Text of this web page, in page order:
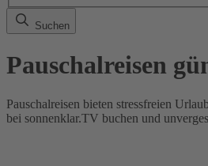
Suchen
Pauschalreisen
Pauschalreisen bieten stressfreien
bei sonnenklar.TV buchen und